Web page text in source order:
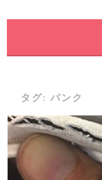
タグ:パンク